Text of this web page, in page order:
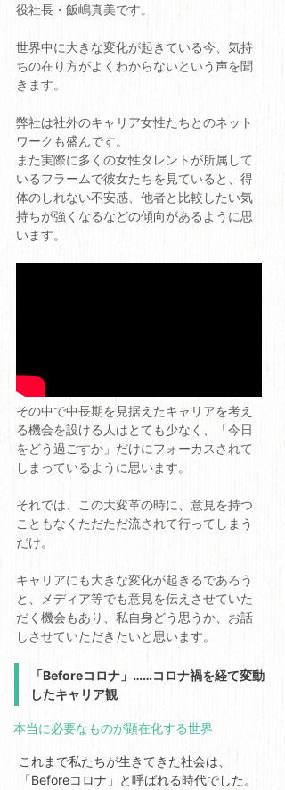
役社長・飯嶋真美です。
世界中に大きな変化が起きている今、気持
ちの在り方がよくわからないという声を聞
きます。
弊社は社外のキャリア女性たちとのネット
ワークも盛んです。
また実際に多くの女性タレントが所属して
いるフラームで彼女たちを見ていると、得
体のしれない不安感、他者と比較したい気
持ちが強くなるなどの傾向があるように思
います。
その中で中長期を見据えたキャリアを考え
る機会を設ける人はとても少なく、「今日
をどう過ごすか」だけにフォーカスされて
しまっているように思います。
それでは、この大変革の時に、意見を持つ
こともなくただただ流されて行ってしまう
だけ。
キャリアにも大きな変化が起きるであろう
と、メディア等でも意見を伝えさせていた
だく機会もあり、私自身どう思うか、お話
しさせていただきたいと思います。
「Beforeコロナ」……コロナ禍を経て変動
したキャリア観
本当に必要なものが顕在化する世界
これまで私たちが生きてきた社会は、
「Beforeコロナ」と呼ばれる時代でした。